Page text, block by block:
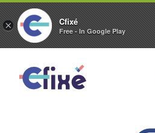
× Cfixé
Free - In Google Play